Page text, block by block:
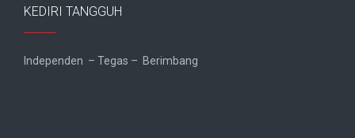
KEDIRI TANGGUH
Independen – Tegas – Berimbang